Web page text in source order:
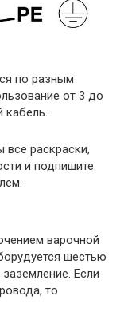
по разным
от 3 до
кабель.
раскраски,
и подпишите.
варочной
шестью
Если
то